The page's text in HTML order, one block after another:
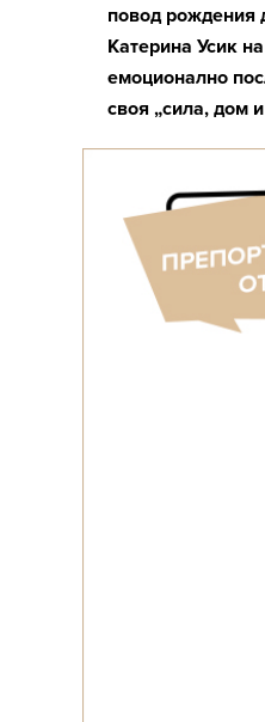
повод рождения
Катерина Усик
емоционално
своя „сила, дом